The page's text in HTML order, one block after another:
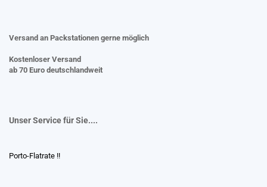
Versand an Packstationen gerne möglich
Kostenloser Versand
ab 70 Euro deutschlandweit
Unser Service für Sie....
Porto-Flatrate !!